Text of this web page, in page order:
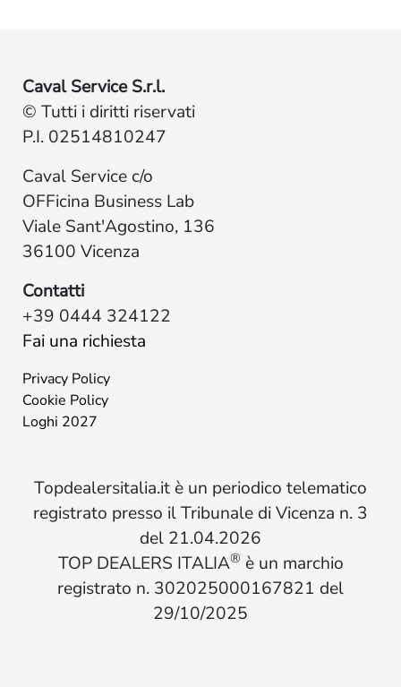
Caval Service S.r.l.
© Tutti i diritti riservati
P.I. 02514810247
Caval Service c/o
OFFicina Business Lab
Viale Sant'Agostino, 136
36100 Vicenza
Contatti
+39 0444 324122
Fai una richiesta
Privacy Policy
Cookie Policy
Loghi 2027
Topdealersitalia.it è un periodico telematico
registrato presso il Tribunale di Vicenza n. 3
del 21.04.2026
TOP DEALERS ITALIA® è un marchio
registrato n. 302025000167821 del
29/10/2025